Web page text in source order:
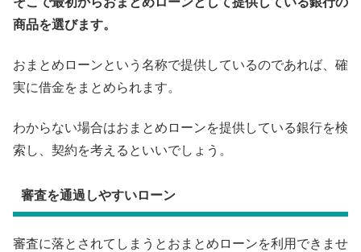
商品を選びます。
おまとめローンという名称で提供しているのであれば、確
実に借金をまとめられます。
わからない場合はおまとめローンを提供している銀行を検
索し、契約を考えるといいでしょう。
審査を通過しやすいローン
審査に落とされてしまうとおまとめローンを利用できませ